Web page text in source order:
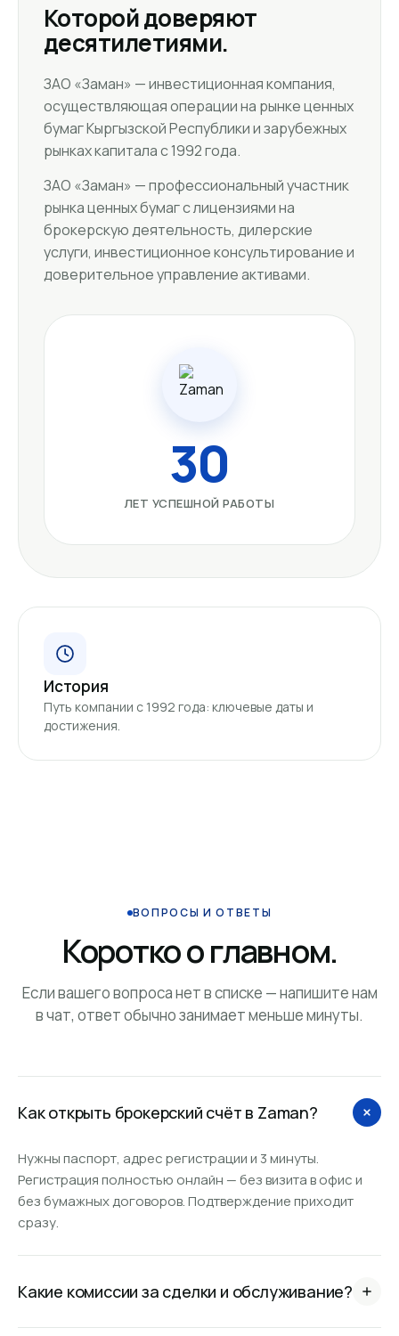
Которой доверяют
десятилетиями.
ЗАО «Заман» — инвестиционная компания,
осуществляющая операции на рынке ценных
бумаг Кыргызской Республики и зарубежных
рынках капитала с 1992 года.
ЗАО «Заман» — профессиональный участник
рынка ценных бумаг с лицензиями на
брокерскую деятельность, дилерские
услуги, инвестиционное консультирование и
доверительное управление активами.
30
ЛЕТ УСПЕШНОЙ РАБОТЫ
История
Путь компании с 1992 года: ключевые даты и
достижения.
ВОПРОСЫ И ОТВЕТЫ
Коротко о главном.
Если вашего вопроса нет в списке — напишите нам
в чат, ответ обычно занимает меньше минуты.
Как открыть брокерский счёт в Zaman?
Нужны паспорт, адрес регистрации и 3 минуты.
Регистрация полностью онлайн — без визита в офис и
без бумажных договоров. Подтверждение приходит
сразу.
Какие комиссии за сделки и обслуживание?